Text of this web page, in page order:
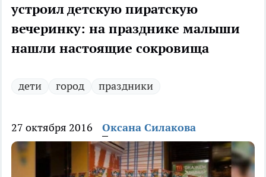
устроил детскую пиратскую
вечеринку: на празднике малыши
нашли настоящие сокровища
дети город праздники
27 октября 2016 Оксана Силакова